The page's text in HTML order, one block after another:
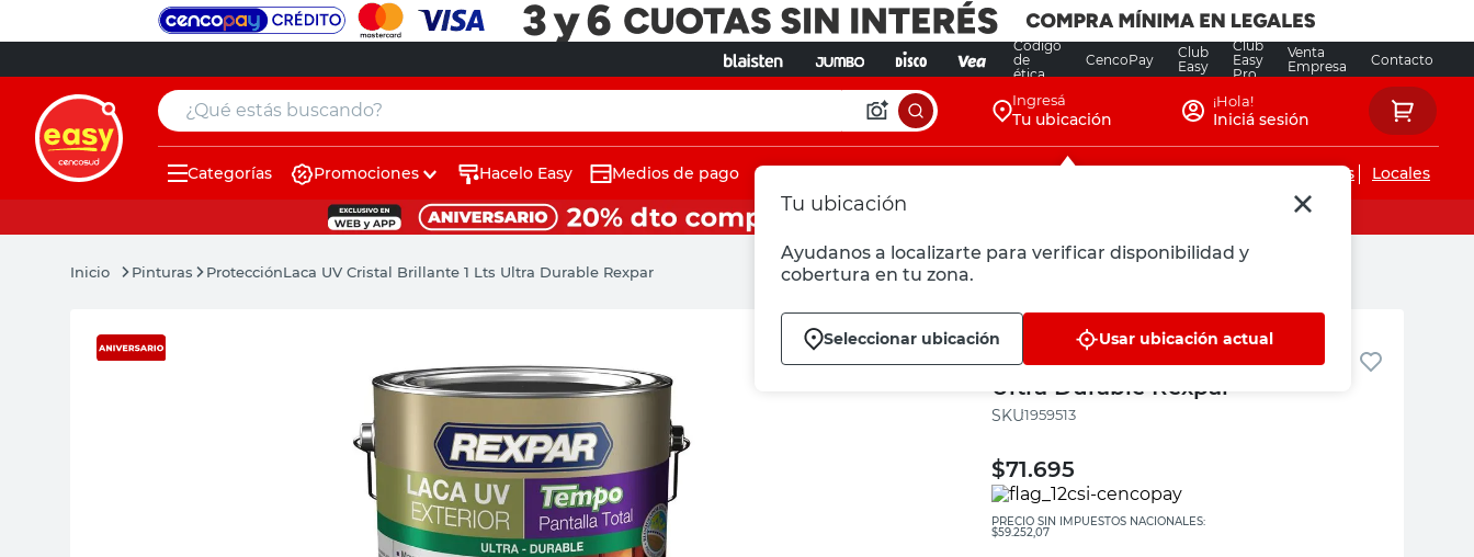
Código
de
ética
CencoPay
Club
Easy
Club
Easy
Pro
Venta
Empresa
Contacto
¿Qué estás buscando? Ingresá
Tu ubicación
Tu ubicación
Ayudanos a localizarte para verificar disponibilidad y
cobertura en tu zona.
Seleccionar ubicación Usar ubicación actual
¡Hola!
Iniciá sesión
Categorías Promociones Hacelo Easy Medios de pago Servicios de instalaciones Locales
Pinturas ProtecciónLaca UV Cristal Brillante 1 Lts Ultra Durable Rexpar
Rexpar
Laca UV Cristal Brillante 1 Lts
Ultra Durable Rexpar
:1959513
$71.695
PRECIO SIN IMPUESTOS NACIONALES:
$59.252,07
muebles